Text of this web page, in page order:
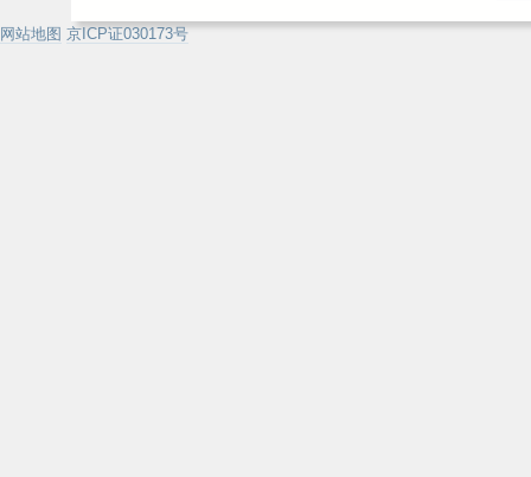
网站地图 京ICP证030173号